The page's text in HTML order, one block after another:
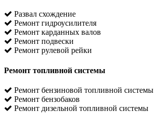
Развал схождение
Ремонт гидроусилителя
Ремонт карданных валов
Ремонт подвески
Ремонт рулевой рейки
Ремонт топливной системы
Ремонт бензиновой топливной системы
Ремонт бензобаков
Ремонт дизельной топливной системы